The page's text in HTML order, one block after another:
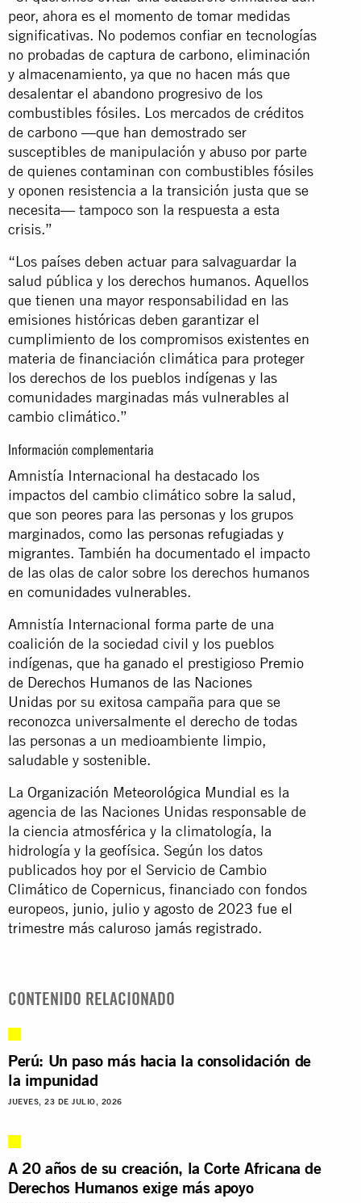
peor, ahora es el momento de tomar medidas
significativas. No podemos confiar en tecnologías
no probadas de captura de carbono, eliminación
y almacenamiento, ya que no hacen más que
desalentar el abandono progresivo de los
combustibles fósiles. Los mercados de créditos
de carbono —que han demostrado ser
susceptibles de manipulación y abuso por parte
de quienes contaminan con combustibles fósiles
y oponen resistencia a la transición justa que se
necesita— tampoco son la respuesta a esta
crisis.”
“Los países deben actuar para salvaguardar la
salud pública y los derechos humanos. Aquellos
que tienen una mayor responsabilidad en las
emisiones históricas deben garantizar el
cumplimiento de los compromisos existentes en
materia de financiación climática para proteger
los derechos de los pueblos indígenas y las
comunidades marginadas más vulnerables al
cambio climático.”
Información complementaria
Amnistía Internacional ha destacado los
impactos del cambio climático sobre la salud,
que son peores para las personas y los grupos
marginados, como las personas refugiadas y
migrantes. También ha documentado el impacto
de las olas de calor sobre los derechos humanos
en comunidades vulnerables.
Amnistía Internacional forma parte de una
coalición de la sociedad civil y los pueblos
indígenas, que ha ganado el prestigioso Premio
de Derechos Humanos de las Naciones
Unidas por su exitosa campaña para que se
reconozca universalmente el derecho de todas
las personas a un medioambiente limpio,
saludable y sostenible.
La Organización Meteorológica Mundial es la
agencia de las Naciones Unidas responsable de
la ciencia atmosférica y la climatología, la
hidrología y la geofísica. Según los datos
publicados hoy por el Servicio de Cambio
Climático de Copernicus, financiado con fondos
europeos, junio, julio y agosto de 2023 fue el
trimestre más caluroso jamás registrado.
CONTENIDO RELACIONADO
Perú: Un paso más hacia la consolidación de
la impunidad
JUEVES, 23 DE JULIO, 2026
A 20 años de su creación, la Corte Africana de
Derechos Humanos exige más apoyo